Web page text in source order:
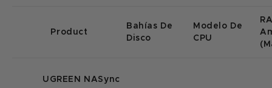
Product
Bahías De
Disco
Modelo De
CPU
UGREEN NASync